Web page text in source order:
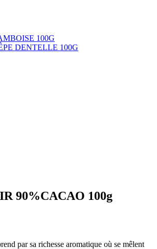
100G
DENTELLE 100G
90%CACAO 100g
par sa richesse aromatique où se mêlent